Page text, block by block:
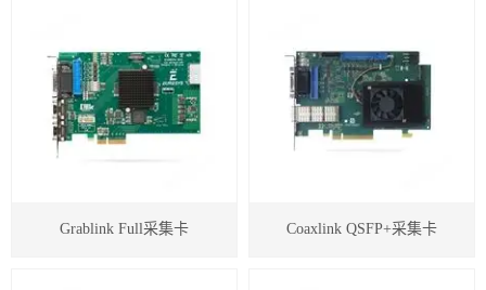
Grablink Full采集卡 Coaxlink QSFP+采集卡